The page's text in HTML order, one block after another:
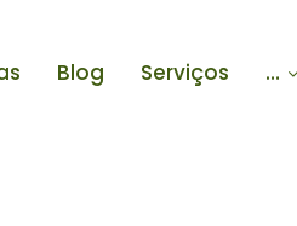
Blog Serviços …